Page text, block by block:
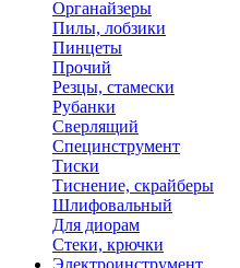
Органайзеры
Пилы, лобзики
Пинцеты
Прочий
Резцы, стамески
Рубанки
Сверлящий
Специнструмент
Тиски
Тиснение, скрайберы
Шлифовальный
Для диорам
Стеки, крючки
Электроинструмент